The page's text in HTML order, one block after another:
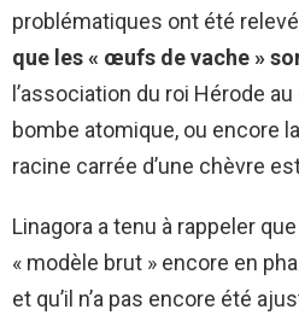
problématiques ont été
que les « œufs de vache »
l’association du roi Hérode
bombe atomique, ou encore
racine carrée d’une chèvre
Linagora a tenu à rappeler
« modèle brut » encore en
et qu’il n’a pas encore été